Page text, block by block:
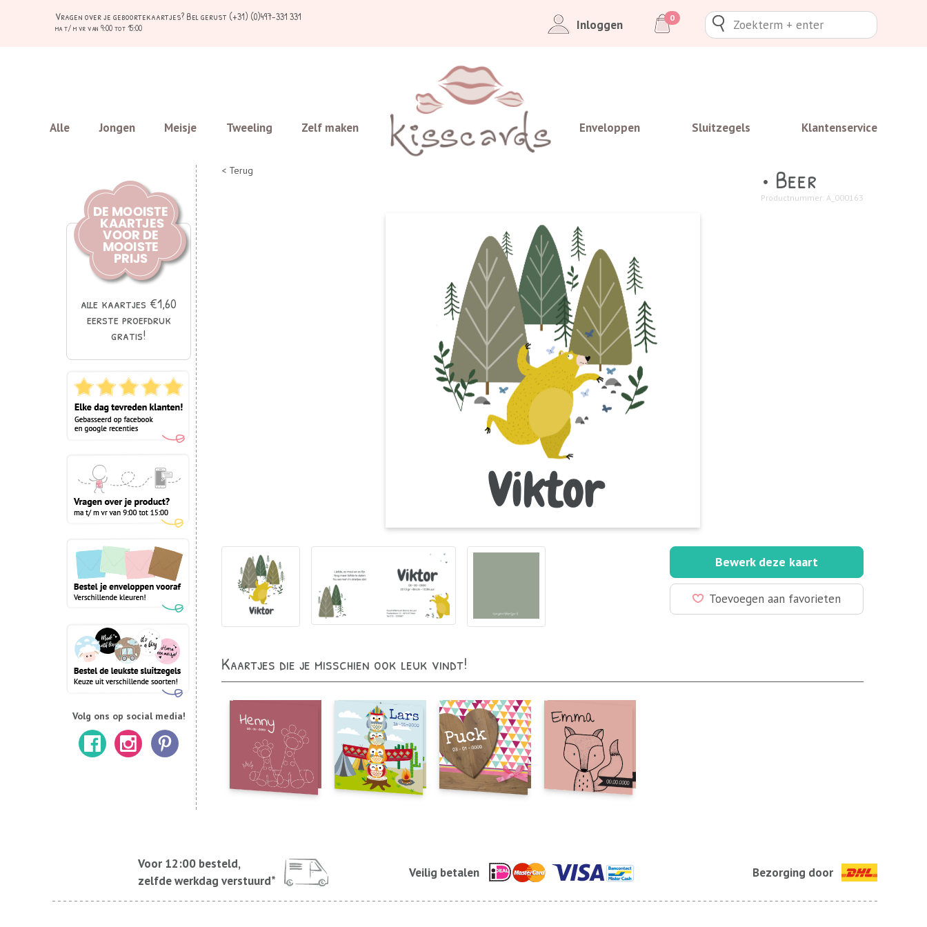
Vragen over je geboortekaartjes? Bel gerust (+31) (0)497-331 331
ma t/ m vr van 9:00 tot 15:00 Inloggen 0
Alle Jongen Meisje Tweeling Zelf maken Enveloppen Sluitzegels Klantenservice
alle kaartjes €1,60
eerste proefdruk
gratis!
Volg ons op social media!
< Terug • Beer
Productnummer: A_000163
Bewerk deze kaart
Toevoegen aan favorieten
Kaartjes die je misschien ook leuk vindt!
Voor 12:00 besteld,
zelfde werkdag verstuurd*
Veilig betalen Bezorging door